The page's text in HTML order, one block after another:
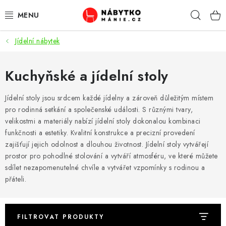
na
OBÝVACÍ POKOJ
KUCHYŇ A JÍDELNA
LOŽNICE
DĚTSKÝ POKOJ
KANCELÁŘ / PRACOVNA
KOUPELNA A WC
Jídelní nábytek
Kuchyňské a jídelní stoly
Jídelní stoly jsou srdcem každé jídelny a zároveň důležitým místem
pro rodinná setkání a společenské události. S různými tvary,
velikostmi a materiály nabízí jídelní stoly dokonalou kombinaci
funkčnosti a estetiky. Kvalitní konstrukce a precizní provedení
zajišťují jejich odolnost a dlouhou životnost. Jídelní stoly vytvářejí
prostor pro pohodlné stolování a vytváří atmosféru, ve které můžete
sdílet nezapomenutelné chvíle a vytvářet vzpomínky s rodinou a
přáteli.
FILTROVAT PRODUKTY